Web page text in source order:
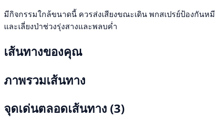
มีกิจกรรมใกล้ขนาดนี้ ควรส่งเสียงขณะเดิน พกสเปรย์ป้องกันหมี
และเลี่ยงป่าช่วงรุ่งสางและพลบค่ำ
เส้นทางของคุณ
ภาพรวมเส้นทาง
จุดเด่นตลอดเส้นทาง (3)